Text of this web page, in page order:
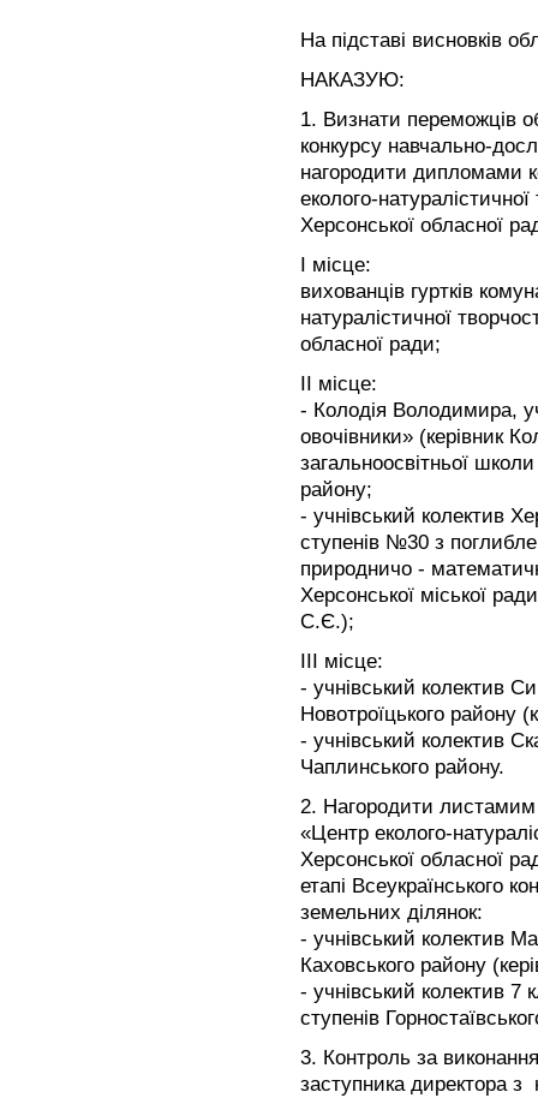
На підставі висновків
НАКАЗУЮ:
1. Визнати переможців
конкурсу навчально-
нагородити дипломами
еколого-натуралістичної
Херсонської обласної
I місце:
вихованців гуртків
натуралістичної
обласної ради;
ІІ місце:
- Колодія Володимира,
овочівники» (керівник
загальноосвітньої
району;
- учнівський колектив
ступенів №30 з
природничо -
Херсонської міської
С.Є.);
ІІІ місце:
- учнівський колектив
Новотроїцького району
- учнівський колектив
Чаплинського району.
2. Нагородити листамим
«Центр еколого-
Херсонської обласної
етапі Всеукраїнського
земельних ділянок:
- учнівський колектив
Каховського району
- учнівський колектив 7
ступенів
3. Контроль за
заступника директора з